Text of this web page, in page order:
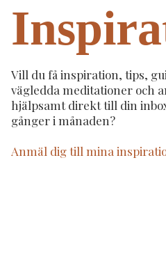
Vill du få inspiration, tips,
vägledda meditationer och
hjälpsamt direkt till din
gånger i månaden?
Anmäl dig till mina